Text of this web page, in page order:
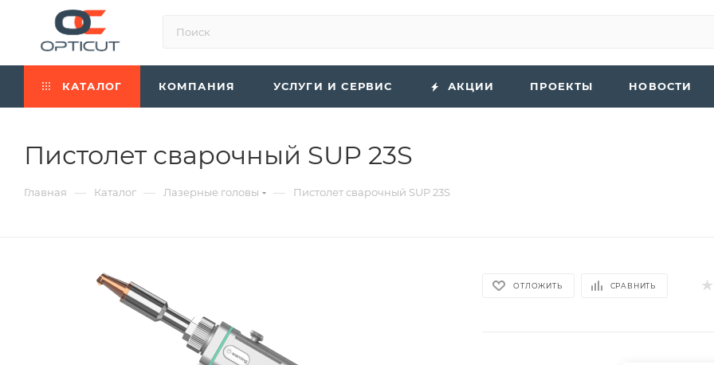
КАТАЛОГ КОМПАНИЯ УСЛУГИ И СЕРВИС АКЦИИ ПРОЕКТЫ НОВОСТИ
Пистолет сварочный SUP 23S
Главная — Каталог — Лазерные головы — Пистолет сварочный SUP 23S
ОТЛОЖИТЬ СРАВНИТЬ